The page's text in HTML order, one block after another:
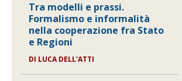
Tra modelli e prassi.
Formalismo e informalità
nella cooperazione fra Stato
e Regioni
DI LUCA DELL'ATTI